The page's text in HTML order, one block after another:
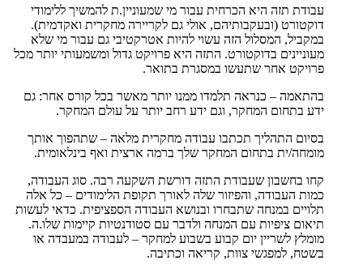
עבודת תזה היא הכרחית עבור מי שמעוניין.ת להמשיך ללימודי
דוקטורט (ובעקבותיהם, אולי גם לקריירה מחקרית ואקדמית).
במקביל, המסלול הזה עשוי להיות אטרקטיבי גם עבור מי שלא
מעוניינים בדוקטורט. התזה היא פרויקט גדול ומשמעותי יותר מכל
פרויקט אחר שתעשו במסגרת בתואר.
בהתאמה – כנראה תלמדו ממנו יותר מאשר בכל קורס אחר: גם
ידע בתחום המחקר, וגם ידע רחב יותר על עולם המחקר.
בסיום התהליך תכתבו עבודה מחקרית מלאה – שתהפוך אותך
מומחה/ית בתחום המחקר שלך ברמה ארצית ואף בינלאומית.
קחו בחשבון שעבודת התזה דורשת השקעה רבה. סוג העבודה,
כמות העבודה, והפיזור שלה לאורך תקופת הלימודים – כל אלה
תלויים במנחה שתבחרו ובנושא העבודה הספציפית. כדאי לעשות
תיאום ציפיות עם המנחה ולדבר עם סטודנטיות קיימות שלו.ה.
מומלץ לשריין יום קבוע בשבוע למחקר – לעבודה במעבדה או
בשטח, למפגשי צוות, קריאה וכתיבה.